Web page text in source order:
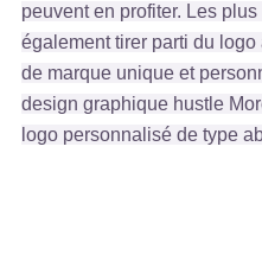
peuvent en profiter. Les
également tirer parti du
de marque unique et
design graphique hustle
logo personnalisé de type